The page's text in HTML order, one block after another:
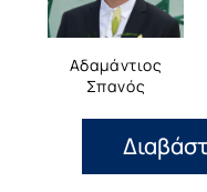
Αδαμάντιος
Σπανός